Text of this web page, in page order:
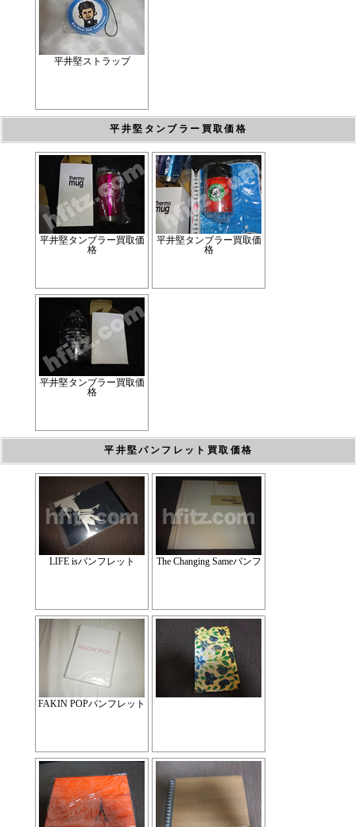
平井堅ストラップ
平井堅タンブラー買取価格
平井堅タンブラー買取価
格
平井堅タンブラー買取価
格
平井堅タンブラー買取価
格
平井堅パンフレット買取価格
LIFE isパンフレット The Changing Sameパンフ
FAKIN POPパンフレット